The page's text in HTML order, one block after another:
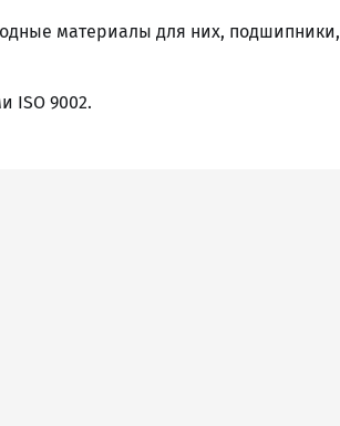
материалы для них, подшипники,
ISO 9002.